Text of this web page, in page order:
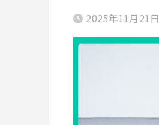
2025年11月21日